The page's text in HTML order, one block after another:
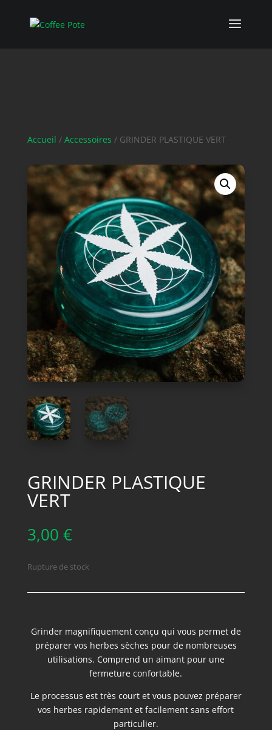
Accueil / Accessoires / GRINDER PLASTIQUE VERT
GRINDER PLASTIQUE
VERT
3,00 €
Rupture de stock
Grinder magnifiquement conçu qui vous permet de
préparer vos herbes sèches pour de nombreuses
utilisations. Comprend un aimant pour une
fermeture confortable.
Le processus est très court et vous pouvez préparer
vos herbes rapidement et facilement sans effort
particulier.